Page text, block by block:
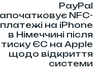
PayPal
NFC-
платежі на iPhone
в Німеччині після
тиску ЄС на Apple
щодо відкриття
системи